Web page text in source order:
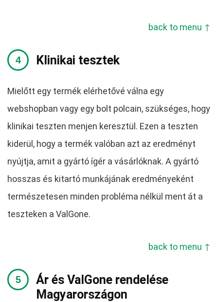
back to menu ↑
Klinikai tesztek
Mielőtt egy termék elérhetővé válna egy
webshopban vagy egy bolt polcain, szükséges, hogy
klinikai teszten menjen keresztül. Ezen a teszten
kiderül, hogy a termék valóban azt az eredményt
nyújtja, amit a gyártó ígér a vásárlóknak. A gyártó
hosszas és kitartó munkájának eredményeként
természetesen minden probléma nélkül ment át a
teszteken a ValGone.
back to menu ↑
Ár és ValGone rendelése
Magyarországon